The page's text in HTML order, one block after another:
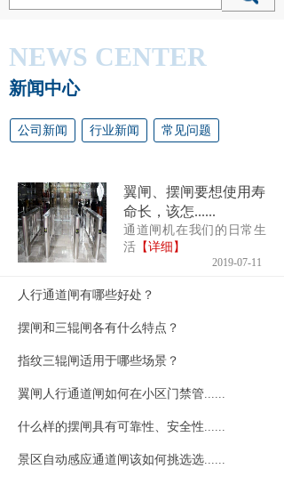
翼闸、摆闸要想使用寿
命长，该怎......
通道闸机在我们的日常生
活 【详细】
2019-07-11
人行通道闸有哪些好处？
摆闸和三辊闸各有什么特点？
指纹三辊闸适用于哪些场景？
翼闸人行通道闸如何在小区门禁管......
什么样的摆闸具有可靠性、安全性......
景区自动感应通道闸该如何挑选选......
NEWS CENTER
新闻中心
公司新闻 行业新闻 常见问题